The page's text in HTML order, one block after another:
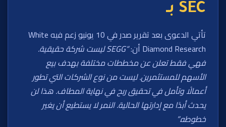
SEC بـ
تأتي الدعوى بعد تقرير صدر في 10 يونيو زعم فيه White
Diamond Research أن:
“SEGG ليست شركة حقيقية.
فهي فقط تعلن عن مخططات مختلفة بهدف بيع
الأسهم للمستثمرين. ليست من نوع الشركات التي تطور
أعمالًا وتأمل في تحقيق ربح في نهاية المطاف. هذا لن
يحدث أبدًا مع إدارتها الحالية. النمر لا يستطيع أن يغير
خطوطه.”